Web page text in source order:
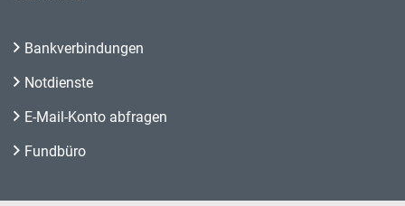
Bankverbindungen
Notdienste
E-Mail-Konto abfragen
Fundbüro